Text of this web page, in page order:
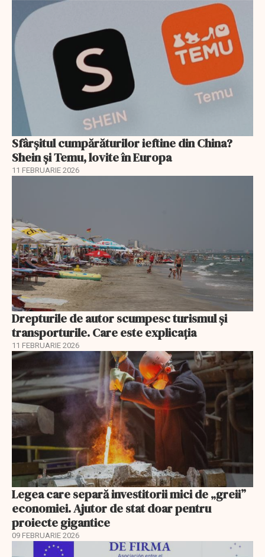
Sfârșitul cumpărăturilor ieftine din China?
Shein și Temu, lovite în Europa
11 FEBRUARIE 2026
Drepturile de autor scumpesc turismul și
transporturile. Care este explicația
11 FEBRUARIE 2026
Legea care separă investitorii mici de „greii”
economiei. Ajutor de stat doar pentru
proiecte gigantice
09 FEBRUARIE 2026